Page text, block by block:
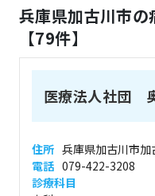
兵庫県加古川市の
【79件】
医療法人社団
住所 兵庫県加古川市
電話 079-422-3208
診療科目